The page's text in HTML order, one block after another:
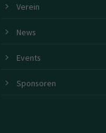
Verein
News
Events
Sponsoren